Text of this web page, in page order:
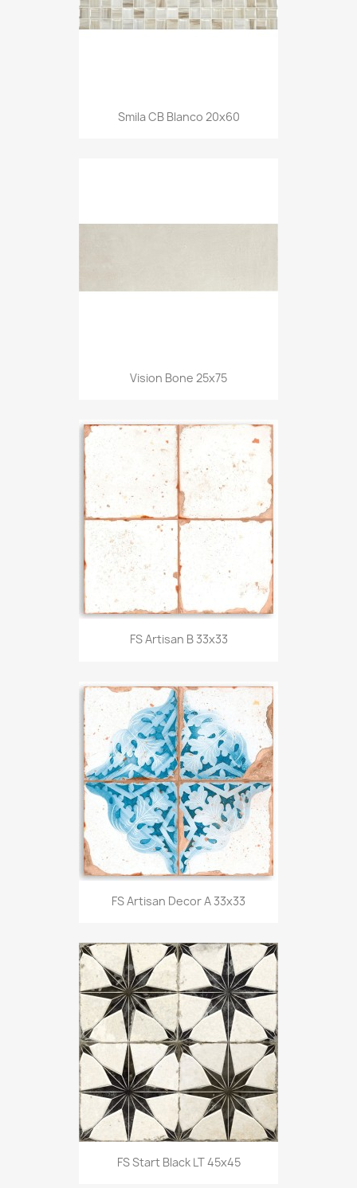
Smila CB Blanco 20x60
Vision Bone 25x75
FS Artisan B 33x33
FS Artisan Decor A 33x33
FS Start Black LT 45x45